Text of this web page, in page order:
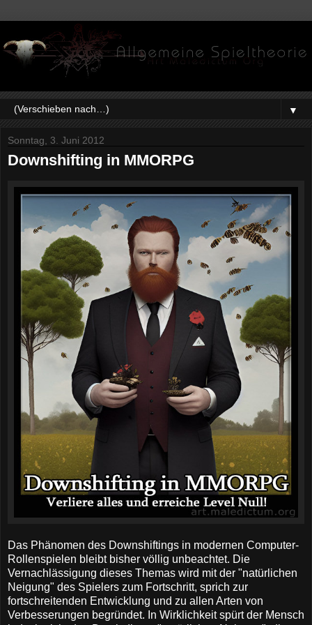
▼
Sonntag, 3. Juni 2012
Downshifting in MMORPG
Das Phänomen des Downshiftings in modernen Computer-
Rollenspielen bleibt bisher völlig unbeachtet. Die
Vernachlässigung dieses Themas wird mit der "natürlichen
Neigung" des Spielers zum Fortschritt, sprich zur
fortschreitenden Entwicklung und zu allen Arten von
Verbesserungen begründet. In Wirklichkeit spürt der Mensch